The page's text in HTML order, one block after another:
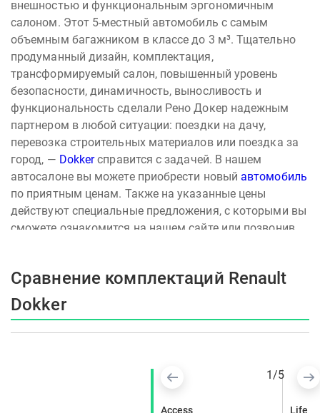
внешностью и функциональным эргономичным
салоном. Этот 5-местный автомобиль с самым
объемным багажником в классе до 3 м³. Тщательно
продуманный дизайн, комплектация,
трансформируемый салон, повышенный уровень
безопасности, динамичность, выносливость и
функциональность сделали Рено Докер надежным
партнером в любой ситуации: поездки на дачу,
перевозка строительных материалов или поездка за
город, — Dokkerсправится с задачей. В нашем
автосалоне вы можете приобрести новый автомобиль
по приятным ценам. Также на указанные цены
действуют специальные предложения, с которыми вы
сможете ознакомится на нашем сайте или позвонив
двигатели. Благодаря адаптации к российским
климатическим условиям Renault
проблем запускаются в сильные морозы, а
технические жидкости приспособлены для
любыми сложностями на дороге, а стальная защита
Сравнение комплектаций Renault
Dokker
Access
Life
1/5